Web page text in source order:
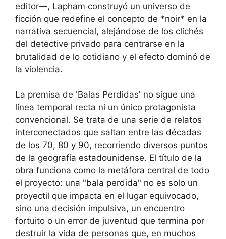
editor—, Lapham construyó un universo de
ficción que redefine el concepto de *noir* en la
narrativa secuencial, alejándose de los clichés
del detective privado para centrarse en la
brutalidad de lo cotidiano y el efecto dominó de
la violencia.
La premisa de 'Balas Perdidas' no sigue una
línea temporal recta ni un único protagonista
convencional. Se trata de una serie de relatos
interconectados que saltan entre las décadas
de los 70, 80 y 90, recorriendo diversos puntos
de la geografía estadounidense. El título de la
obra funciona como la metáfora central de todo
el proyecto: una "bala perdida" no es solo un
proyectil que impacta en el lugar equivocado,
sino una decisión impulsiva, un encuentro
fortuito o un error de juventud que termina por
destruir la vida de personas que, en muchos